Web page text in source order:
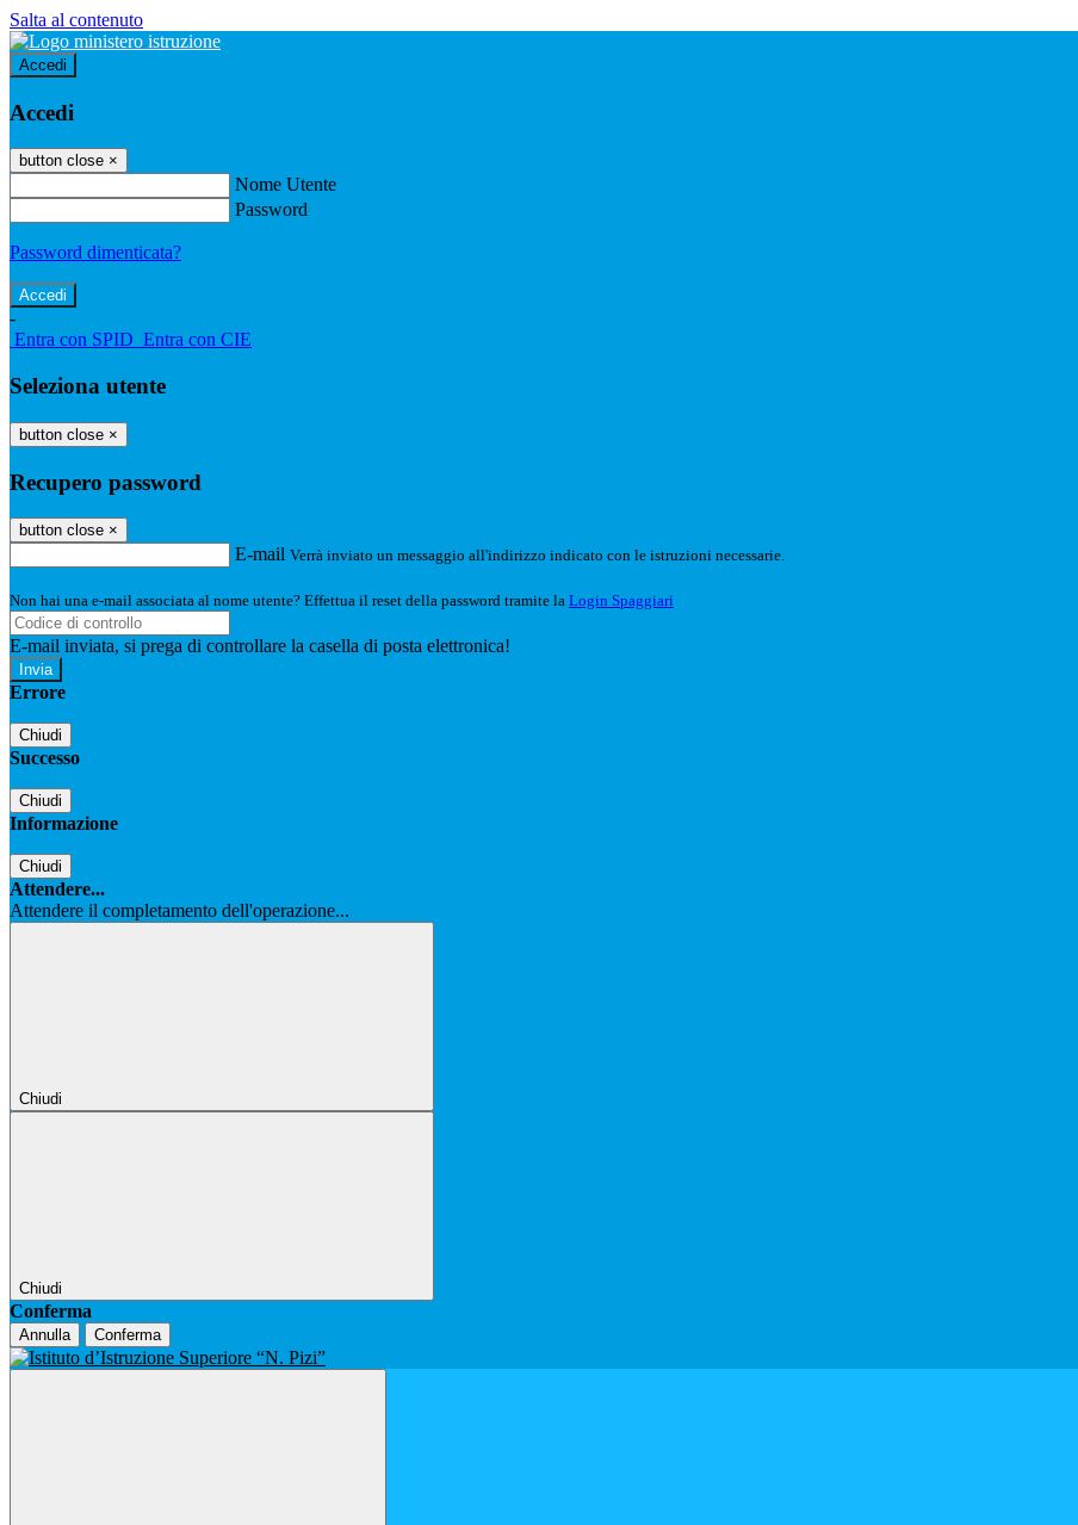
Salta al contenuto
Accedi
Accedi
button close ×
Nome Utente
Password
Password dimenticata?
-
Entra con SPID Entra con CIE
Seleziona utente
button close ×
Recupero password
button close ×
E-mail Verrà inviato un messaggio all'indirizzo indicato con le istruzioni necessarie.
Non hai una e-mail associata al nome utente? Effettua il reset della password tramite la Login Spaggiari
E-mail inviata, si prega di controllare la casella di posta elettronica!
Errore
Chiudi
Successo
Chiudi
Informazione
Chiudi
Attendere...
Attendere il completamento dell'operazione...
Chiudi
Chiudi
Conferma
Annulla Conferma